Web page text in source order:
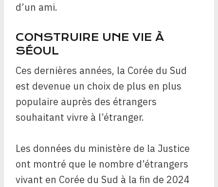
d’un ami.
CONSTRUIRE UNE VIE À
SÉOUL
Ces dernières années, la Corée du Sud
est devenue un choix de plus en plus
populaire auprès des étrangers
souhaitant vivre à l’étranger.
Les données du ministère de la Justice
ont montré que le nombre d’étrangers
vivant en Corée du Sud à la fin de 2024